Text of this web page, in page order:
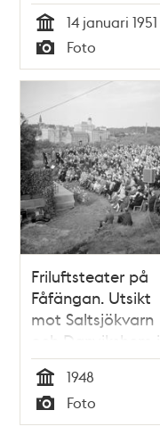
Tid
14 januari 1951
Typ
Foto
Friluftsteater på
Fåfängan. Utsikt
mot Saltsjökvarn
och Danvikshem i
Nacka
Tid
1948
Typ
Foto